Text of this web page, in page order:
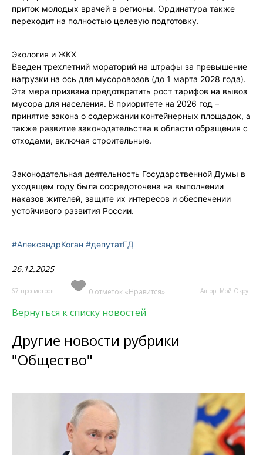
приток молодых врачей в регионы. Ординатура также
переходит на полностью целевую подготовку.
Экология и ЖКХ
Введен трехлетний мораторий на штрафы за превышение
нагрузки на ось для мусоровозов (до 1 марта 2028 года).
Эта мера призвана предотвратить рост тарифов на вывоз
мусора для населения. В приоритете на 2026 год –
принятие закона о содержании контейнерных площадок, а
также развитие законодательства в области обращения с
отходами, включая строительные.
Законодательная деятельность Государственной Думы в
уходящем году была сосредоточена на выполнении
наказов жителей, защите их интересов и обеспечении
устойчивого развития России.
#АлександрКоган #депутатГД
26.12.2025
67 просмотров 0 отметок «Нравится» Автор: Мой Округ
Вернуться к списку новостей
Другие новости рубрики
"Общество"